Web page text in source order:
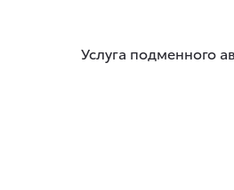
Услуга подменного